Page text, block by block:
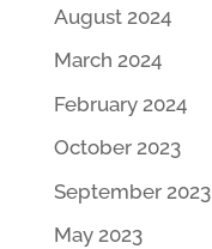
August 2024
March 2024
February 2024
October 2023
September 2023
May 2023